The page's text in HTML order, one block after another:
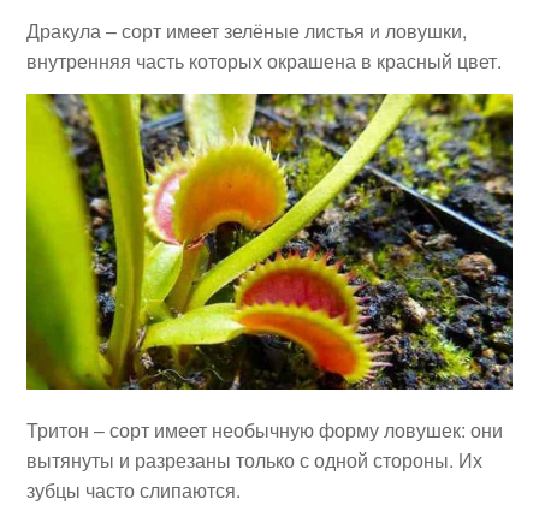
Дракула – сорт имеет зелёные листья и ловушки,
внутренняя часть которых окрашена в красный цвет.
Тритон – сорт имеет необычную форму ловушек: они
вытянуты и разрезаны только с одной стороны. Их
зубцы часто слипаются.